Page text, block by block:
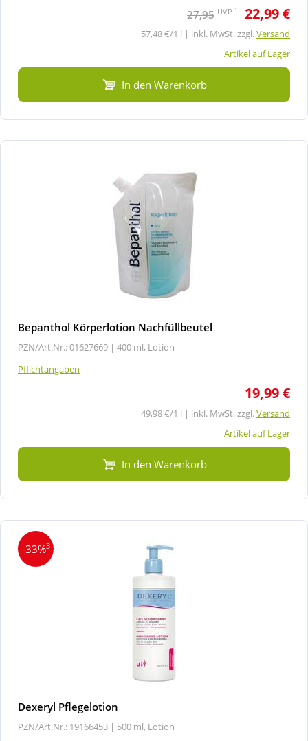
27,95 UVP 1 22,99 €
57,48 €/1 l | inkl. MwSt. zzgl.Versand
Artikel auf Lager
In den Warenkorb
Bepanthol Körperlotion Nachfüllbeutel
PZN/Art.Nr.: 01627669 | 400 ml, Lotion
Pflichtangaben
19,99 €
49,98 €/1 l | inkl. MwSt. zzgl.Versand
Artikel auf Lager
In den Warenkorb
-33%3
Dexeryl Pflegelotion
PZN/Art.Nr.: 19166453 | 500 ml, Lotion